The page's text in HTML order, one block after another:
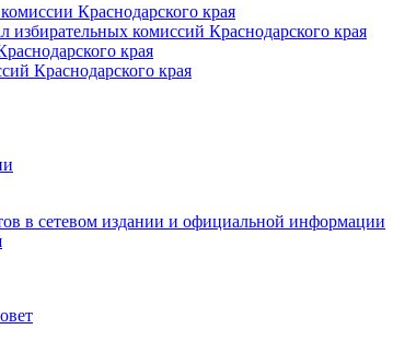
Краснодарского края
комиссий Краснодарского края
края
Краснодарского края
в сетевом издании и официальной информации